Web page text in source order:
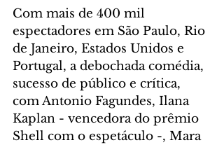
Com mais de 400 mil
espectadores em São Paulo, Rio
de Janeiro, Estados Unidos e
Portugal, a debochada comédia,
sucesso de público e crítica,
com Antonio Fagundes, Ilana
Kaplan - vencedora do prêmio
Shell com o espetáculo -, Mara